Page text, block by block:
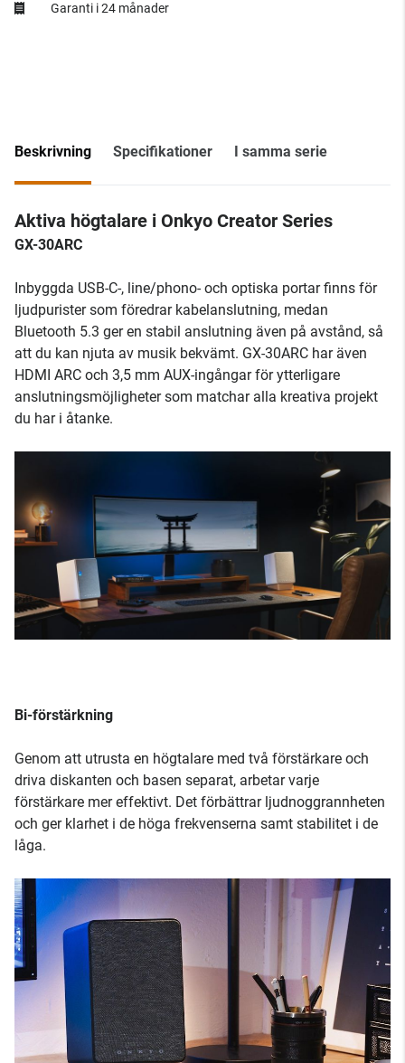
Garanti i 24 månader
Beskrivning Specifikationer I samma serie
Aktiva högtalare i Onkyo Creator Series
GX-30ARC
Inbyggda USB-C-, line/phono- och optiska portar finns för
ljudpurister som föredrar kabelanslutning, medan
Bluetooth 5.3 ger en stabil anslutning även på avstånd, så
att du kan njuta av musik bekvämt. GX-30ARC har även
HDMI ARC och 3,5 mm AUX-ingångar för ytterligare
anslutningsmöjligheter som matchar alla kreativa projekt
du har i åtanke.
Bi-förstärkning
Genom att utrusta en högtalare med två förstärkare och
driva diskanten och basen separat, arbetar varje
förstärkare mer effektivt. Det förbättrar ljudnoggrannheten
och ger klarhet i de höga frekvenserna samt stabilitet i de
låga.